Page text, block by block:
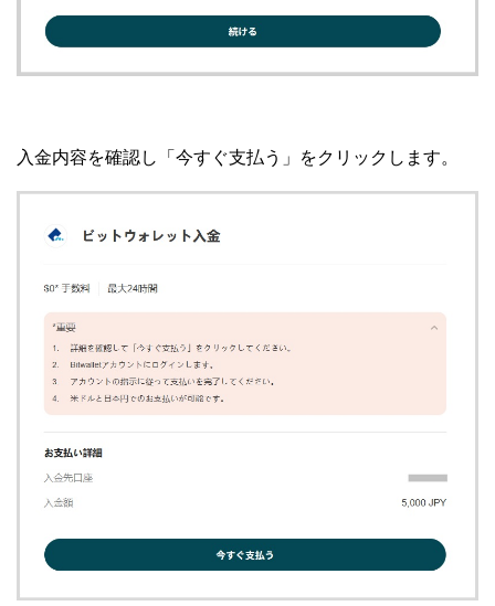
入金内容を確認し「今すぐ支払う」をクリックします。